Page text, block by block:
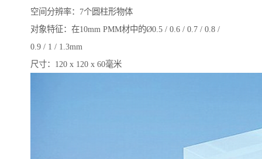
空间分辨率：7个圆柱形物体
对象特征：在10mm PMM材中的Ø0.5 / 0.6 / 0.7 / 0.8 /
0.9 / 1 / 1.3mm
尺寸：120 x 120 x 60毫米